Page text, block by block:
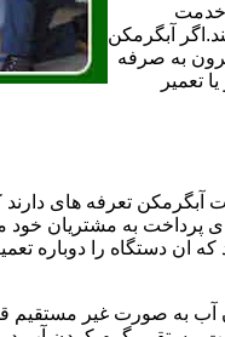
خدمت
آبگرمکن
به صرفه
تعمیر
تعرفه های
پرداخت به مشتریان
را دوباره
صورت غیر مستقیم